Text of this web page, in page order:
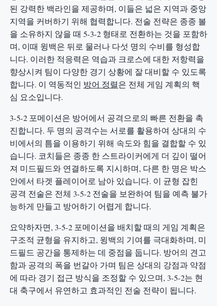
된 강력한 백라인을 제공하며, 이들은 넓은 지역과 중앙
지역을 커버하기 위해 협력합니다. 전술 전략은 종종 볼
을 소유하지 않을 때 5-3-2 형태로 전환하는 것을 포함하
며, 이때 윙백은 뒤로 물러나 다섯 명의 수비를 형성합
니다. 이러한 적응력은 역습과 크로스에 대한 저항력을
향상시켜 팀이 다양한 경기 상황에 잘 대비할 수 있도록
합니다. 이 역동적인 방어 정렬은 전체 게임 계획의 핵
심 요소입니다.
3-5-2 포메이션은 방어에서 공격으로의 빠른 전환을 촉
진합니다. 두 명의 공격수는 서로를 활용하여 상대의 수
비에서의 틈을 이용하기 위해 속도와 힘을 결합할 수 있
습니다. 코치들은 종종 한 스트라이커에게 더 깊이 떨어
져 미드필드와 연결하도록 지시하며, 다른 한 명은 박스
안에서 타겟 플레이어로 남아 있습니다. 이 균형 잡힌
공격 전술은 전체 3-5-2 전술을 보완하여 팀을 예측 불가
능하게 만들고 방어하기 어렵게 합니다.
요약하자면, 3-5-2 포메이션을 배치할 때의 게임 계획은
구조적 균형을 유지하고, 윙백의 기여를 극대화하며, 미
드필드 공간을 통제하는 데 중점을 둡니다. 방어의 견고
함과 공격의 폭을 번갈아 가며 팀은 상대의 강점과 약점
에 따라 경기 접근 방식을 조정할 수 있으며, 3-5-2는 현
대 축구에서 유연하고 효과적인 전술 전략이 됩니다.